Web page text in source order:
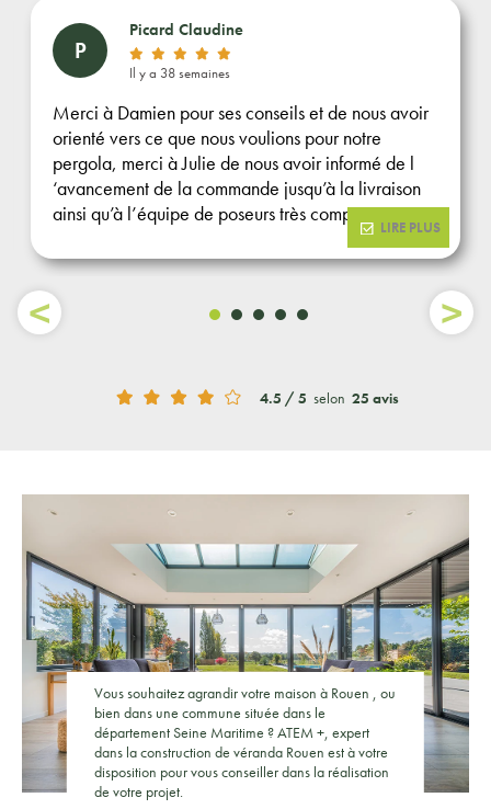
P
Picard Claudine
Il y a 38 semaines
Merci à Damien pour ses conseils et de nous avoir
orienté vers ce que nous voulions pour notre
pergola, merci à Julie de nous avoir informé de l
‘avancement de la commande jusqu’à la livraison
ainsi qu’à l’équipe de poseurs très compétente et
minutieuse. Rendu de l’ensemble au delà de nos
espérances. Entreprise vraiment au top.
LIRE PLUS
4.5 / 5 selon 25 avis
Vous souhaitez agrandir votre maison à Rouen , ou
bien dans une commune située dans le
département Seine Maritime ? ATEM +, expert
dans la construction de véranda Rouen est à votre
disposition pour vous conseiller dans la réalisation
de votre projet.